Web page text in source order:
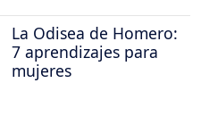
La Odisea de Homero:
7 aprendizajes para
mujeres